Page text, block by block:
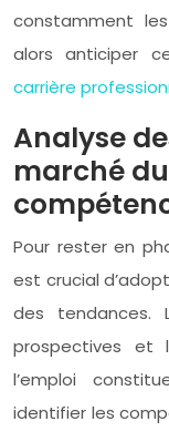
constamment
alors anticiper
carrière
Analyse
marché
Pour rester en
est crucial
des tendances.
prospectives et
l’emploi
identifier les